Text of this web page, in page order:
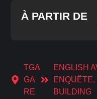
À PARTIR DE
TGA
GA
RE
ENGLISH
ENQUÊTE,
BUILDING